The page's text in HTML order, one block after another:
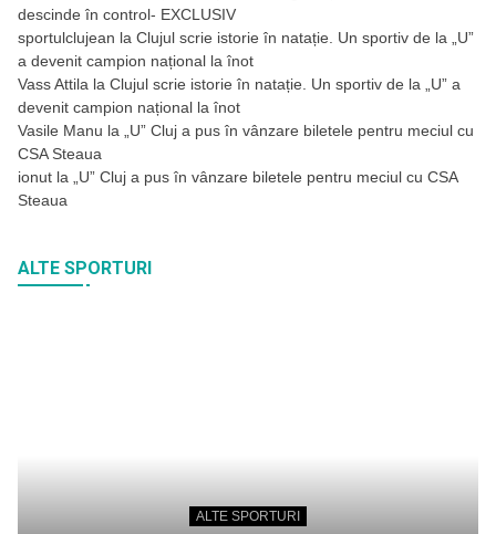
descinde în control- EXCLUSIV
sportulclujean la Clujul scrie istorie în natație. Un sportiv de la „U”
a devenit campion național la înot
Vass Attila la Clujul scrie istorie în natație. Un sportiv de la „U” a
devenit campion național la înot
Vasile Manu la
„U” Cluj a pus în vânzare biletele pentru meciul cu
CSA Steaua
ionut la
„U” Cluj a pus în vânzare biletele pentru meciul cu CSA
Steaua
ALTE SPORTURI
ALTE SPORTURI